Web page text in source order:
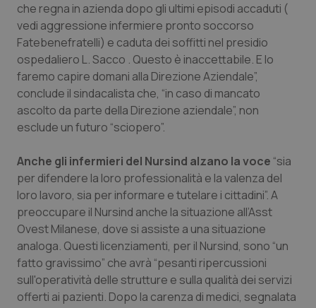
Sicilia
Toscana
Umbria
Valle D’Aosta
Veneto
Neuroscienze & patologie neurodegenerative
Obesità
Oftalmologia
Oncodermatologia
Oncoematologia
Oncologia & Nutrizione
Psoriasi & pelle
Quotidiano Cardiologia
che regna in azienda dopo gli ultimi episodi accaduti (
vedi aggressione infermiere pronto soccorso
Fatebenefratelli) e caduta dei soffitti nel presidio
ospedaliero L. Sacco . Questo è inaccettabile. E lo
faremo capire domani alla Direzione Aziendale”,
conclude il sindacalista che, “in caso di mancato
ascolto da parte della Direzione aziendale”, non
esclude un futuro “sciopero”.
Anche gli infermieri del Nursind alzano la voce “sia
per difendere la loro professionalità e la valenza del
loro lavoro, sia per informare e tutelare i cittadini”. A
preoccupare il Nursind anche la situazione all’Asst
Ovest Milanese, dove si assiste a una situazione
analoga. Questi licenziamenti, per il Nursind, sono “un
fatto gravissimo” che avrà “pesanti ripercussioni
sull'operatività delle strutture e sulla qualità dei servizi
offerti ai pazienti. Dopo la carenza di medici, segnalata